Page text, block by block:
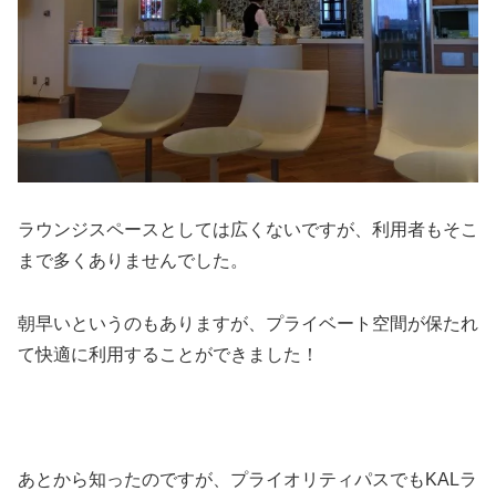
ラウンジスペースとしては広くないですが、利用者もそこ
まで多くありませんでした。
朝早いというのもありますが、プライベート空間が保たれ
て快適に利用することができました！
あとから知ったのですが、プライオリティパスでもKALラ